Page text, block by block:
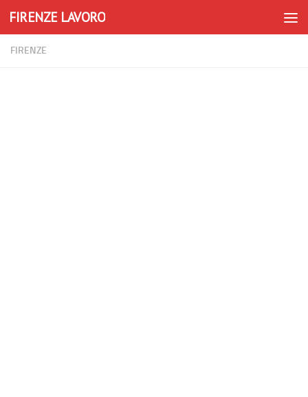
Skip to content
FIRENZE LAVORO
FIRENZE